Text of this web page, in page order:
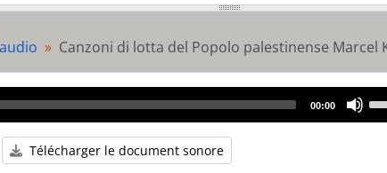
Palestina libera canzoni di lotta - Face B
publications
et photographies
Les Karotte Kiri Tour '88
Canzoni di lotta del Popolo palestinense Marcel
Audio
Player
00:00
Télécharger le document sonore